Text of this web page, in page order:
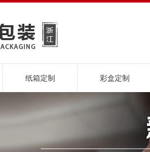
纸箱定制 彩盒定制